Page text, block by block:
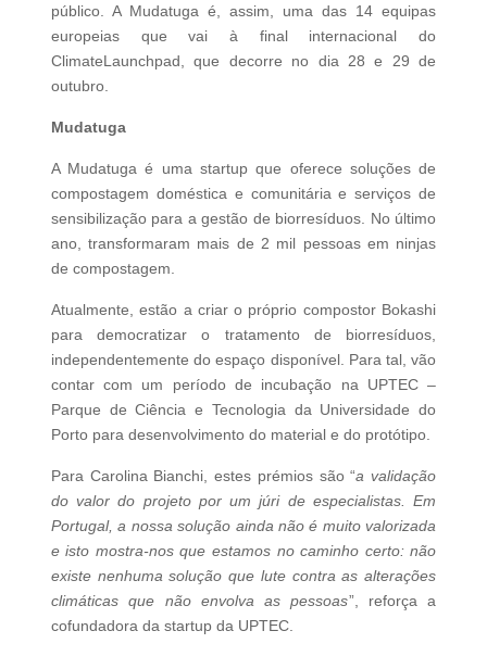
público. A Mudatuga é, assim, uma das 14 equipas
europeias que vai à final internacional do
ClimateLaunchpad, que decorre no dia 28 e 29 de
outubro.
Mudatuga
A Mudatuga é uma startup que oferece soluções de
compostagem doméstica e comunitária e serviços de
sensibilização para a gestão de biorresíduos. No último
ano, transformaram mais de 2 mil pessoas em ninjas
de compostagem.
Atualmente, estão a criar o próprio compostor Bokashi
para democratizar o tratamento de biorresíduos,
independentemente do espaço disponível. Para tal, vão
contar com um período de incubação na UPTEC –
Parque de Ciência e Tecnologia da Universidade do
Porto para desenvolvimento do material e do protótipo.
Para Carolina Bianchi, estes prémios são “a validação
do valor do projeto por um júri de especialistas. Em
Portugal, a nossa solução ainda não é muito valorizada
e isto mostra-nos que estamos no caminho certo: não
existe nenhuma solução que lute contra as alterações
climáticas que não envolva as pessoas”, reforça a
cofundadora da startup da UPTEC.